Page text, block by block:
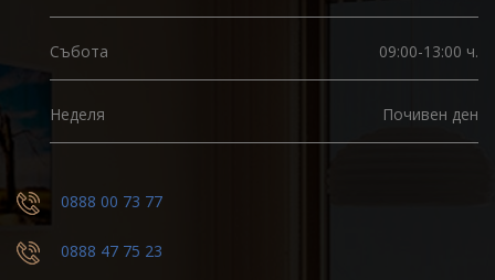
Събота 09:00-13:00 ч.
Неделя Почивен ден
0888 00 73 77
0888 47 75 23